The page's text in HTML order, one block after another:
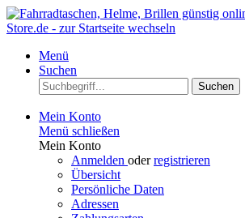
Menü
Suchen
Suchen
Mein Konto
Menü schließen
Mein Konto
Anmelden oderregistrieren
Übersicht
Persönliche Daten
Adressen